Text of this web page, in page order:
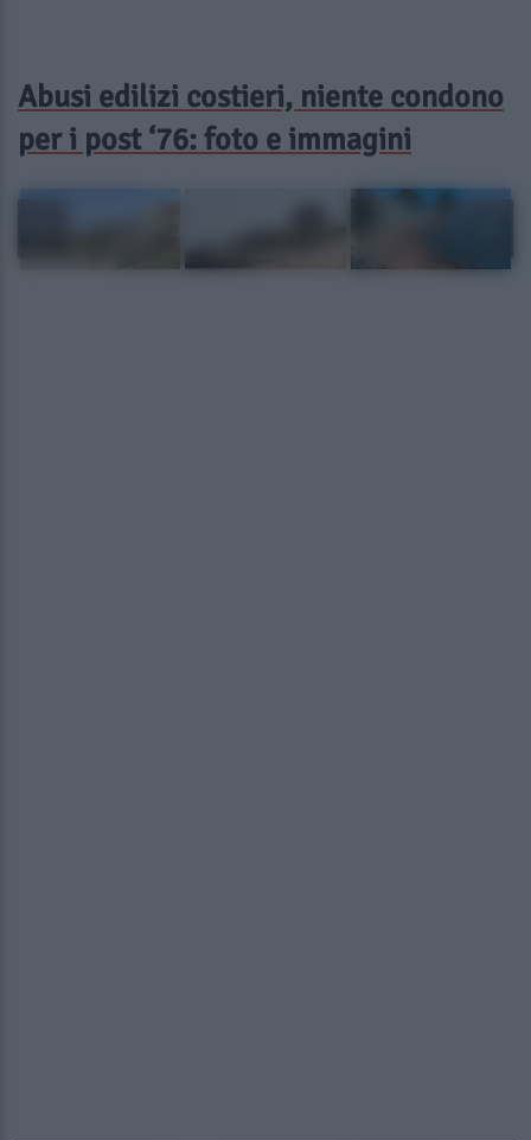
Abusi edilizi costieri, niente condono
per i post ‘76: foto e immagini